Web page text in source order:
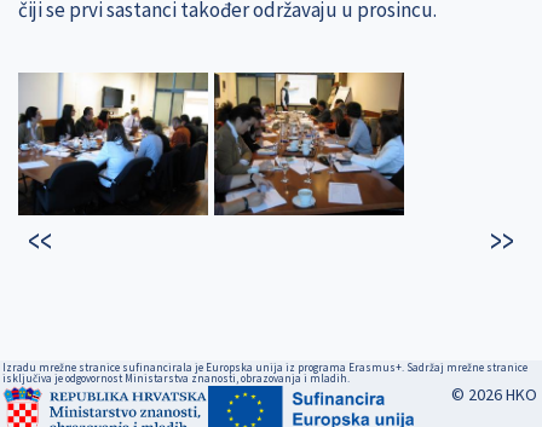
čiji se prvi sastanci također održavaju u prosincu.
Izradu mrežne stranice sufinancirala je Europska unija iz programa Erasmus+. Sadržaj mrežne stranice
isključiva je odgovornost Ministarstva znanosti, obrazovanja i mladih.
© 2026 HKO